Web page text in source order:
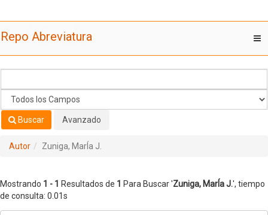
Repo Abreviatura
Buscar Avanzado
Autor Zuniga, MarÍa J.
Mostrando 1 - 1 Resultados de 1 Para Buscar 'Zuniga, MarÍa J.', tiempo
de consulta: 0.01s